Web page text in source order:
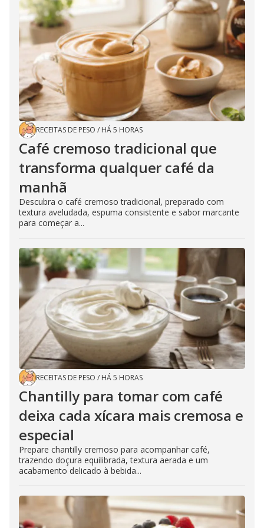
RECEITAS DE PESO / HÁ 5 HORAS
Café cremoso tradicional que
transforma qualquer café da
manhã
Descubra o café cremoso tradicional, preparado com
textura aveludada, espuma consistente e sabor marcante
para começar a...
RECEITAS DE PESO / HÁ 5 HORAS
Chantilly para tomar com café
deixa cada xícara mais cremosa e
especial
Prepare chantilly cremoso para acompanhar café,
trazendo doçura equilibrada, textura aerada e um
acabamento delicado à bebida...